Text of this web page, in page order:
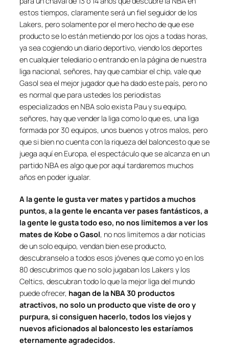
estos tiempos, claramente será un fiel seguidor de los
Lakers, pero solamente por el mero hecho de que ese
producto se lo están metiendo por los ojos a todas horas,
ya sea cogiendo un diario deportivo, viendo los deportes
en cualquier telediario o entrando en la página de nuestra
liga nacional, señores, hay que cambiar el chip, vale que
Gasol sea el mejor jugador que ha dado este país, pero no
es normal que para ustedes los periodistas
especializados en NBA solo exista Pau y su equipo,
señores, hay que vender la liga como lo que es, una liga
formada por 30 equipos, unos buenos y otros malos, pero
que si bien no cuenta con la riqueza del baloncesto que se
juega aquí en Europa, el espectáculo que se alcanza en un
partido NBA es algo que por aquí tardaremos muchos
años en poder igualar.
A la gente le gusta ver mates y partidos a muchos
puntos, a la gente le encanta ver pases fantásticos, a
la gente le gusta todo eso, no nos limitemos a ver los
mates de Kobe o Gasol, no nos limitemos a dar noticias
de un solo equipo, vendan bien ese producto,
descubranselo a todos esos jóvenes que como yo en los
80 descubrimos que no solo jugaban los Lakers y los
Celtics, descubran todo lo que la mejor liga del mundo
puede ofrecer, hagan de la NBA 30 productos
atractivos, no solo un producto que viste de oro y
purpura, si consiguen hacerlo, todos los viejos y
nuevos aficionados al baloncesto les estaríamos
eternamente agradecidos.